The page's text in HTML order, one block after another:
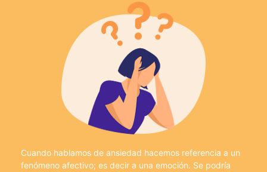
Cuando hablamos de ansiedad hacemos referencia a un
fenómeno afectivo; es decir a una emoción. Se podría